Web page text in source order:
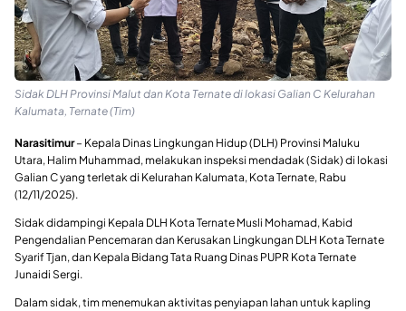
Sidak DLH Provinsi Malut dan Kota Ternate di lokasi Galian C Kelurahan
Kalumata, Ternate (Tim)
Narasitimur– Kepala Dinas Lingkungan Hidup (DLH) Provinsi Maluku
Utara, Halim Muhammad, melakukan inspeksi mendadak (Sidak) di lokasi
Galian C yang terletak di Kelurahan Kalumata, Kota Ternate, Rabu
(12/11/2025).
Sidak didampingi Kepala DLH Kota Ternate Musli Mohamad, Kabid
Pengendalian Pencemaran dan Kerusakan Lingkungan DLH Kota Ternate
Syarif Tjan, dan Kepala Bidang Tata Ruang Dinas PUPR Kota Ternate
Junaidi Sergi.
Dalam sidak, tim menemukan aktivitas penyiapan lahan untuk kapling